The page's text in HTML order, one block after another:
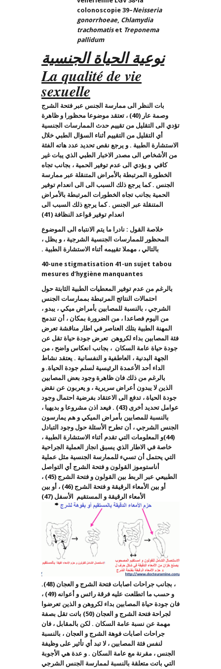
colonoscopie 39–Neisseria
gonorrhoeae Chlamydia
trachomatiset Treponema
pallidum
نوعية الحياة الجنسية
La qualité de vie
sexuelle
بات النظر الى ممارسة الجنس عبر فتحة الشرج
وصمة عار (40) ، تعتقد موضوعا محظورا و ظاهرة
تؤدي الى التقليل من تقييم حدث الممارسات الجنسية
أي التقليل من التقييم أثناء السؤال الطبي خلال
الاستشارة الطبية . و يرجع نقص تحديد عدد هاته الفئة
من الأشخاص الى مصدر الاخبار الطبي الذي يبات غير
كافي و يؤدي الى عدم توفير الحمية ، بجانب تجاه
الخطورة المرتبطة بالأمراض المتنقلة عبر ممارسة
الجنس . كما يرجع ذلك السبب الى الى انعدام توفير
الحمية بجانب تجاه الخطورات المرتبطة بالأمراض
المتنقلة عبر الجنس . كما يرجع ذلك السبب الى
انعدام توفير قواعد النظافة (41)
خلاصة القول : نادرا ما يتم الانتباه الى الموضوع
المحظور للممارسات الجنسية الشرجية ، و يظل ،
بالتالي ، مهملا تقييمه أثناء الاستشارة الطبية .
40-une stigmatisation 41-un sujet tabou
mesures d’hygiène manquantes
بالرغم من عدم توفير المعطيات الطبية الثابتة حول
احتمالات النتائج المرتبطة بممارسات الجنس
الشرجي ، بالنسبة للمصابين بأمراض ميكي ، يبدو ،
من اليوم فصاعدا ، من الضرورة بمكان ، أن تندمج
المهنة الطبية بتلك العناصر في اطار مناقشة تعرض
فئة المصابين بداء لكروهن تعرض جودة حياة تقل عن
جودة حياة عامة السكان ، بجانب انعكاس واضح ، من
الجهة البدنية ، العاطفية و النفسانية . يعتقد نشاط
الداء أحد الأعمدة الرئيسية لسلم جودة الحياة. و
بالرغم من ذلك فان ظاهرة وجود بعض المصابين
الذين لا يبدون أعراض سريرية ، و يعربون عن نقض
جودة الحياة ، تدفع الى الاعتقاد بفرضية احتمال وجود
عوامل تحديد أخرى (43) . فيعد اذن مشروعا و بديهيا ،
بالنسبة للمصابين بأمراض الميكي و هم يمارسون
الجنس الشرجي ، أن تطرح الأسئلة حول وجود التبادل
(44)و المعلومات التي تقدم أثناء الاستشارة الطبية ،
خاصة في الاطار الذي يسبق انجاز العملية الجراحية
التي يحتمل أن تسيء للممارسة الجنسية مثل عملية
أناستوموز القولون و فتحة الشرج أي التواصل
الطبيعي عبر الربط بين القولون و فتحة الشرج (45) ،
أو بين الأمعاء الرقيقة و فتحة الشرج (46) ، أو بين
الأمعاء الرقيقة و المستقيم الأسفل (47)
، بجانب جراحات اصابات فتحة الشرج و العجان (48).
و حسب ما اتطلعت عليه فرقة رائس و أعوانه (49) ،
فان جودة حياة المصابين بداء لكروهن و الذين تعرضوا
لجراحة فتحة الشرج و العجان (50) باتت تقل بصفة
مهمة عن نسبة عامة السكان . لكن بالمقابل ، فان
جراحات اصابات فوهة الشرج و العجان ، بالنسبة
لنفس فئة المصابين ، لا تبد أي تأثير على وظيفة
الجنس ، مقرنة مع عامة السكان . و عدة هي الأجوبة
التي باتت متعلقة بالنسبة لممارسة الجنس الشرجي